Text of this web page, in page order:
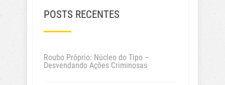
POSTS RECENTES
Roubo Próprio: Núcleo do Tipo –
Desvendando Ações Criminosas